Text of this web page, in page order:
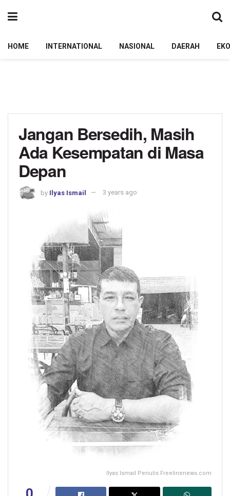
HOME INTERNATIONAL NASIONAL DAERAH
Jangan Bersedih, Masih
Ada Kesempatan di Masa
Depan
by Ilyas Ismail 3 years ago
Ilyas Ismail Penulis Freelinenews.com